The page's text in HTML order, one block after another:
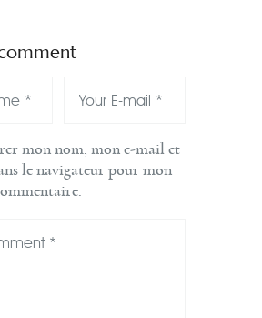
mon nom, mon e-mail et
le navigateur pour mon